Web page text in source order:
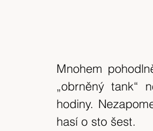
​Mnohem
„obrněný tank“
hodiny.
hasí o sto šest.